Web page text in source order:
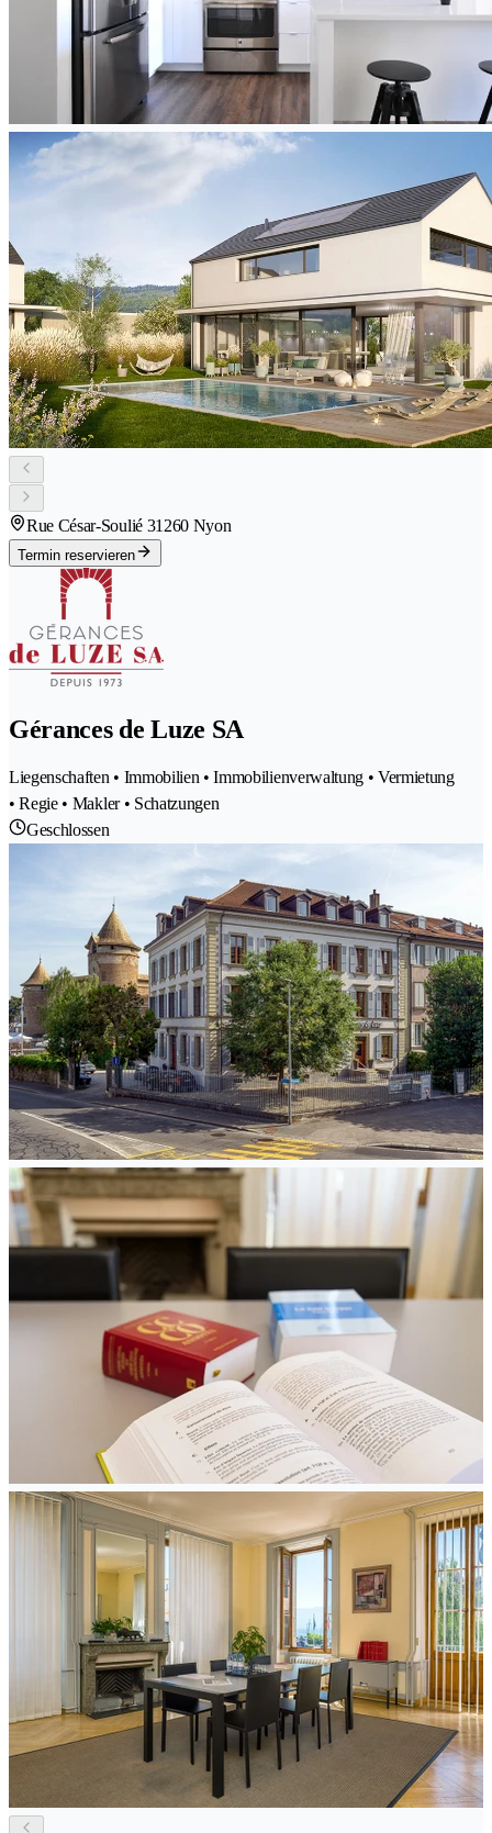
Rue César-Soulié 31260 Nyon
Termin reservieren
Gérances de Luze SA
Liegenschaften • Immobilien • Immobilienverwaltung • Vermietung
• Regie • Makler • Schatzungen
Geschlossen